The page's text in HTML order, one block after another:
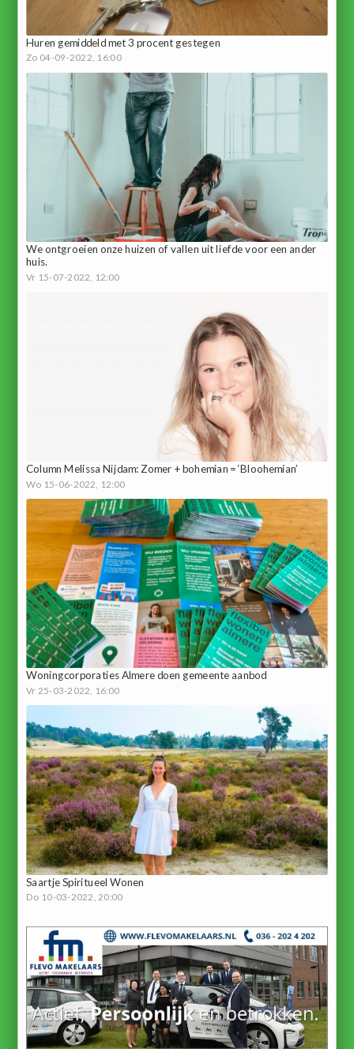
Huren gemiddeld met 3 procent gestegen
Zo 04-09-2022, 16:00
We ontgroeien onze huizen of vallen uit liefde voor een ander
huis.
Vr 15-07-2022, 12:00
Column Melissa Nijdam: Zomer + bohemian = ‘Bloohemian’
Wo 15-06-2022, 12:00
Woningcorporaties Almere doen gemeente aanbod
Vr 25-03-2022, 16:00
Saartje Spiritueel Wonen
Do 10-03-2022, 20:00